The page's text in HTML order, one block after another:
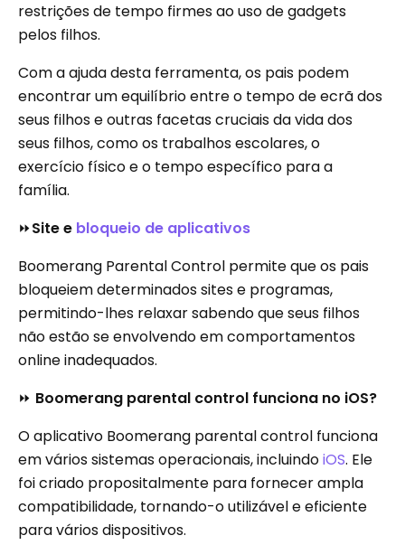
restrições de tempo firmes ao uso de gadgets
pelos filhos.
Com a ajuda desta ferramenta, os pais podem
encontrar um equilíbrio entre o tempo de ecrã dos
seus filhos e outras facetas cruciais da vida dos
seus filhos, como os trabalhos escolares, o
exercício físico e o tempo específico para a
família.
⏩Site e bloqueio de aplicativos
Boomerang Parental Control permite que os pais
bloqueiem determinados sites e programas,
permitindo-lhes relaxar sabendo que seus filhos
não estão se envolvendo em comportamentos
online inadequados.
⏩ Boomerang parental control funciona no iOS?
O aplicativo Boomerang parental control funciona
em vários sistemas operacionais, incluindoiOS. Ele
foi criado propositalmente para fornecer ampla
compatibilidade, tornando-o utilizável e eficiente
para vários dispositivos.